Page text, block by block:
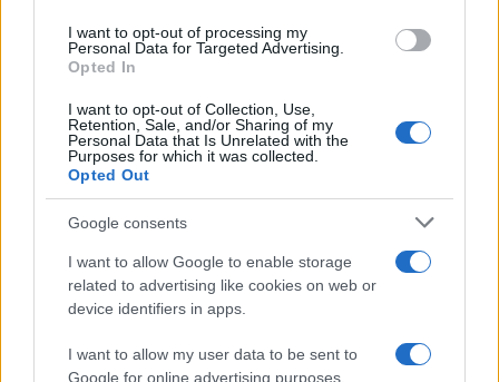
I want to opt-out of processing my
Personal Data for Targeted Advertising.
Opted In
I want to opt-out of Collection, Use,
Retention, Sale, and/or Sharing of my
Personal Data that Is Unrelated with the
Purposes for which it was collected.
Opted Out
Google consents
I want to allow Google to enable storage
related to advertising like cookies on web or
device identifiers in apps.
I want to allow my user data to be sent to
Google for online advertising purposes.
ΥΠΕΡΤΑΜΕΙΟ
Ακολουθήστε το Νewsit.gr στοGoogle News
ενημερωθείτε πρώτοι για όλη την ειδησεογραφία και τα
τελευταία νέατης ημέρας
Πιο δημοφιλή
Marfin: Η 46χρονη πήρε προθεσμία για να